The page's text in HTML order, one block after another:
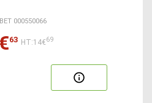
000550066
63 HT:14€69